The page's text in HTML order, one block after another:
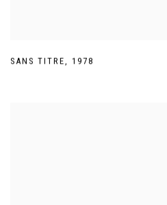
SANS TITRE , 1978